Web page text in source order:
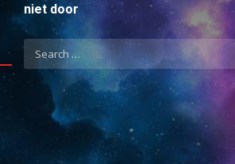
niet door
Search
for: